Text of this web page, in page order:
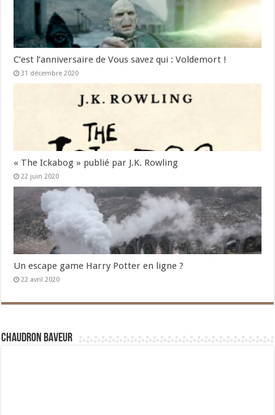
C’est l’anniversaire de Vous savez qui : Voldemort !
31 décembre 2020
« The Ickabog » publié par J.K. Rowling
22 juin 2020
Un escape game Harry Potter en ligne ?
22 avril 2020
Chaudron Baveur